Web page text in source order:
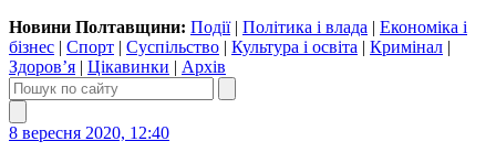
Новини Полтавщини: Події| Політика і влада | Економіка і
бізнес | Спорт | Суспільство | Культура і освіта | Кримінал |
Здоров’я | Цікавинки | Архів
8 вересня 2020, 12:40